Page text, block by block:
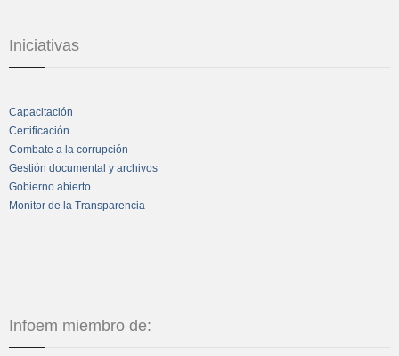
Iniciativas
Capacitación
Certificación
Combate a la corrupción
Gestión documental y archivos
Gobierno abierto
Monitor de la Transparencia
Infoem miembro de: